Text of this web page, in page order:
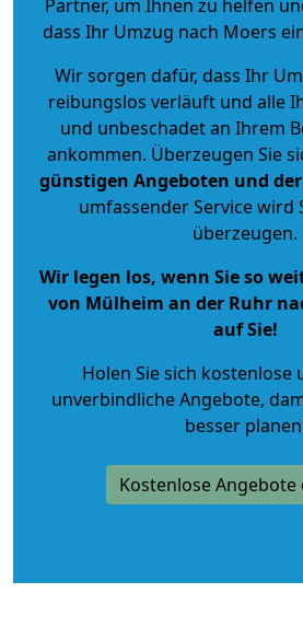
Partner, um Ihnen zu helfen
dass Ihr Umzug nach Moers
Wir sorgen dafür, dass Ihr
reibungslos verläuft und alle
und unbeschadet an Ihrem
ankommen. Überzeugen Sie
günstigen Angeboten und
umfassender Service wird
überzeugen.
Wir legen los, wenn Sie so
von Mülheim an der Ruhr
auf Sie!
Holen Sie sich kostenlose
unverbindliche Angebote,
besser
Kostenlose Angebote